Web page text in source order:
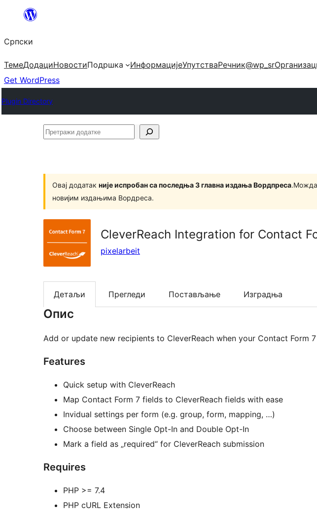
Скочи
садржај
Српски
ТемеДодациНовостиПодршка ИнформацијеУпутстваРечник@wp_sr
Get WordPress
Plugin Directory
Претражи
Овај додатак није испробан са последња 3 главна издања Вордпреса.Можда
новијим издањима Вордреса.
CleverReach Integration for Contact
pixelarbeit
Детаљи Прегледи Постављање Изградња
Опис
Add or update new recipients to CleverReach when your Contact Form
Features
Quick setup with CleverReach
Map Contact Form 7 fields to CleverReach fields with ease
Invidual settings per form (e.g. group, form, mapping, …)
Choose between Single Opt-In and Double Opt-In
Mark a field as „required“ for CleverReach submission
Requires
PHP >= 7.4
PHP cURL Extension